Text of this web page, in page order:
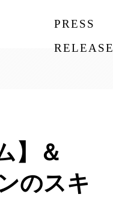
PRESS
RELEASE
】＆
のスキ